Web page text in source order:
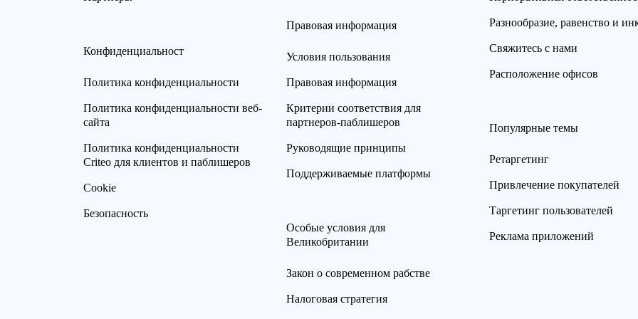
Конфиденциальност
Политика конфиденциальности
Политика конфиденциальности веб-
сайта
Политика конфиденциальности
Criteo для клиентов и паблишеров
Cookie
Безопасность
Правовая информация
Условия пользования
Правовая информация
Критерии соответствия для
партнеров-паблишеров
Руководящие принципы
Поддерживаемые платформы
Особые условия для
Великобритании
Закон о современном рабстве
Налоговая стратегия
Разнообразие, равенство и
Свяжитесь с нами
Расположение офисов
Популярные темы
Ретаргетинг
Привлечение покупателей
Таргетинг пользователей
Реклама приложений